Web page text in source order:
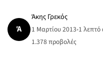
Ά
Άκης Γρεκός
1 Μαρτίου 2013•1
1.378 προβολές